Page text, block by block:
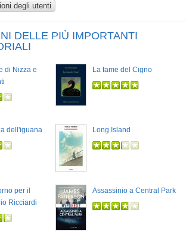
degli utenti
DELLE PIÙ IMPORTANTI
di Nizza e
La fame del Cigno
dell'iguana Long Island
per il
Ricciardi
Assassinio a Central Park